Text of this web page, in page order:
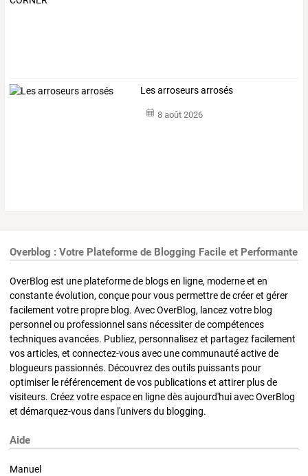
Les arroseurs arrosés
8 août 2026
Overblog : Votre Plateforme de Blogging Facile et Performante
OverBlog est une plateforme de blogs en ligne, moderne et en
constante évolution, conçue pour vous permettre de créer et gérer
facilement votre propre blog. Avec OverBlog, lancez votre blog
personnel ou professionnel sans nécessiter de compétences
techniques avancées. Publiez, personnalisez et partagez facilement
vos articles, et connectez-vous avec une communauté active de
blogueurs passionnés. Découvrez des outils puissants pour
optimiser le référencement de vos publications et attirer plus de
visiteurs. Créez votre espace en ligne dès aujourd'hui avec OverBlog
et démarquez-vous dans l'univers du blogging.
Aide
Manuel